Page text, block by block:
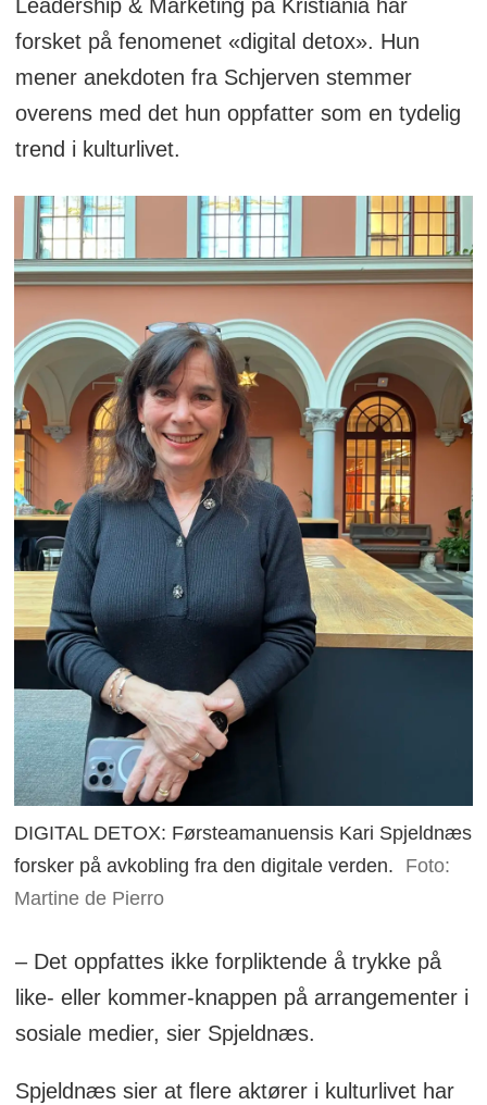
Leadership & Marketing på Kristiania har
forsket på fenomenet «digital detox». Hun
mener anekdoten fra Schjerven stemmer
overens med det hun oppfatter som en tydelig
trend i kulturlivet.
DIGITAL DETOX: Førsteamanuensis Kari Spjeldnæs
forsker på avkobling fra den digitale verden.
Foto:
Martine de Pierro
– Det oppfattes ikke forpliktende å trykke på
like- eller kommer-knappen på arrangementer i
sosiale medier, sier Spjeldnæs.
Spjeldnæs sier at flere aktører i kulturlivet har